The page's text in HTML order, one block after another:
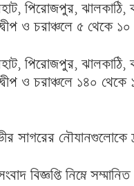
পিরোজপুর,
ও চরাঞ্চলে ৫ থেকে
পিরোজপুর,
ও চরাঞ্চলে ১৪০
সাগরের নৌযানগুলোকে
বিজ্ঞপ্তি নিম্নে